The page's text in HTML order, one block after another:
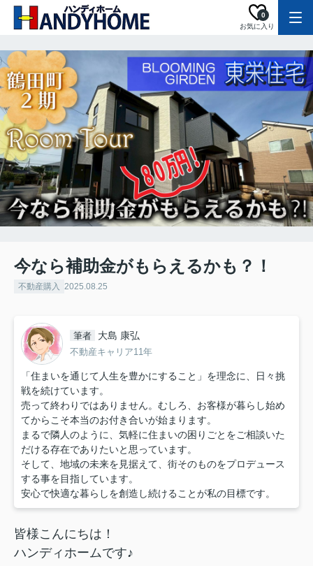
お気に入り
0
今なら補助金がもらえるかも？！
不動産購入 2025.08.25
筆者 大島 康弘
不動産キャリア11年
「住まいを通じて人生を豊かにすること」を理念に、日々挑
戦を続けています。
売って終わりではありません。むしろ、お客様が暮らし始め
てからこそ本当のお付き合いが始まります。
まるで隣人のように、気軽に住まいの困りごとをご相談いた
だける存在でありたいと思っています。
そして、地域の未来を見据えて、街そのものをプロデュース
する事を目指しています。
安心で快適な暮らしを創造し続けることが私の目標です。
皆様こんにちは！
ハンディホームです♪